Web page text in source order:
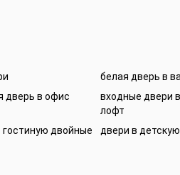
белая дверь в
дверь в офис
входные двери
лофт
гостиную двойные двери в детскую